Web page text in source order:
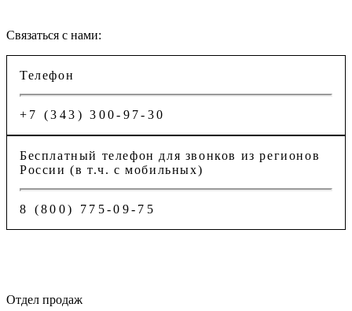
Связаться с нами:
Телефон
+7 (343) 300-97-30
Бесплатный телефон для звонков из регионов
России (в т.ч. с мобильных)
8 (800) 775-09-75
Отдел продаж